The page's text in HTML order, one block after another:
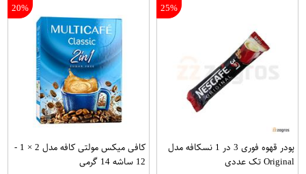
25%
پودر قهوه فوری 3 در 1 نسکافه مدل
Original تک عددی
20%
کافی میکس مولتی کافه مدل 2 × 1 -
12 ساشه 14 گرمی